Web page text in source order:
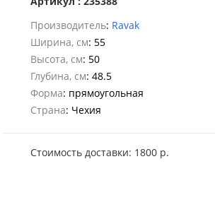
Производитель: Ravak
Ширина, см: 55
Высота, см: 50
Глубина, см: 48.5
Форма: прямоугольная
Страна: Чехия
Стоимость доставки: 1800 р.